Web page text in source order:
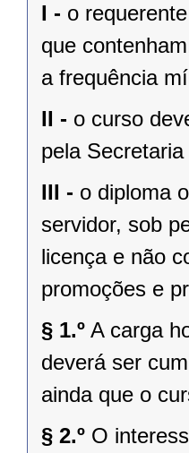
I - o
que
a frequência
II - o curso
pela
III - o diploma
servidor, sob
licença e não
promoções e
§ 1.º A carga
deverá ser
ainda que o
§ 2.º O